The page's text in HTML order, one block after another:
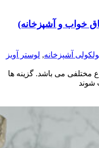
خواب و آشپزخانه)
آشپزخانه, لوستر آویز
مختلفی می باشد. گزینه ها
شوند